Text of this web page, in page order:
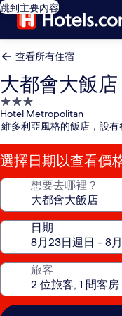
跳到主要內容
查看所有住宿
大都會大飯店
3.0
星
級
住
宿
Hotel Metropolitan
維多利亞風格的飯店，設
選擇日期以查看價
想要去哪裡？
日期
旅客